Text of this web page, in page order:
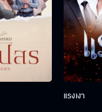
แรงเงา